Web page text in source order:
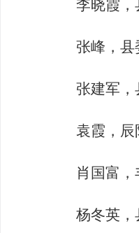
李晓霞，
张峰，县
张建军，
袁霞，辰
肖国富
杨冬英，